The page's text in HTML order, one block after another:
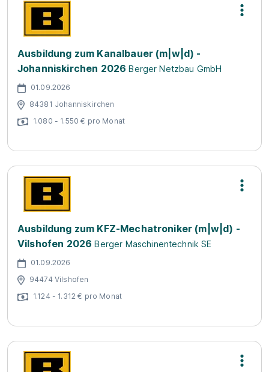
Ausbildung zum Kanalbauer (m|w|d) -
Johanniskirchen 2026 Berger Netzbau GmbH
01.09.2026
84381 Johanniskirchen
1.080 - 1.550 € pro Monat
Ausbildung zum KFZ-Mechatroniker (m|w|d) -
Vilshofen 2026 Berger Maschinentechnik SE
01.09.2026
94474 Vilshofen
1.124 - 1.312 € pro Monat